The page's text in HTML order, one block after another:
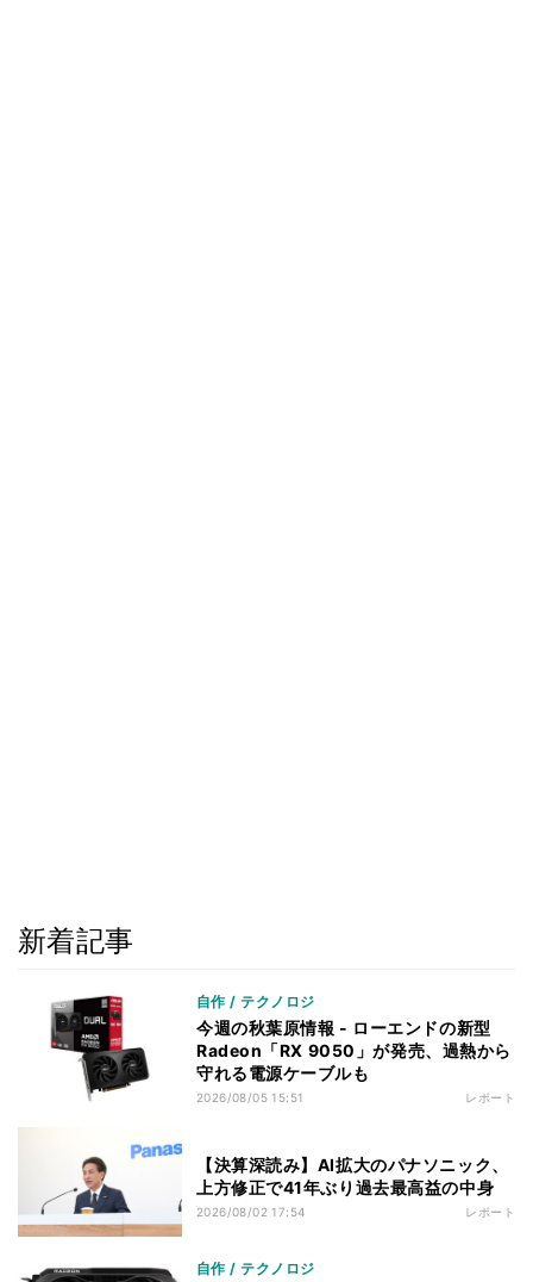
新着記事
自作 / テクノロジ
今週の秋葉原情報 - ローエンドの新型
Radeon「RX 9050」が発売、過熱から
守れる電源ケーブルも
2026/08/05 15:51 レポート
【決算深読み】AI拡大のパナソニック、
上方修正で41年ぶり過去最高益の中身
2026/08/02 17:54 レポート
自作 / テクノロジ